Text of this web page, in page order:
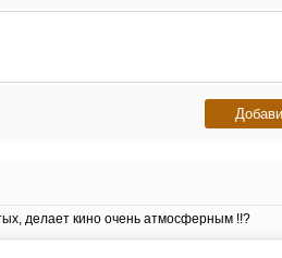
делает кино очень атмосферным !!?